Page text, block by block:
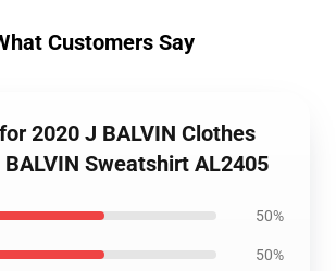
Customers Say
2020 J BALVIN Clothes
BALVIN Sweatshirt AL2405
50%
50%